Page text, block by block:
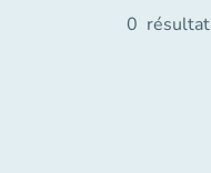
0 résultat